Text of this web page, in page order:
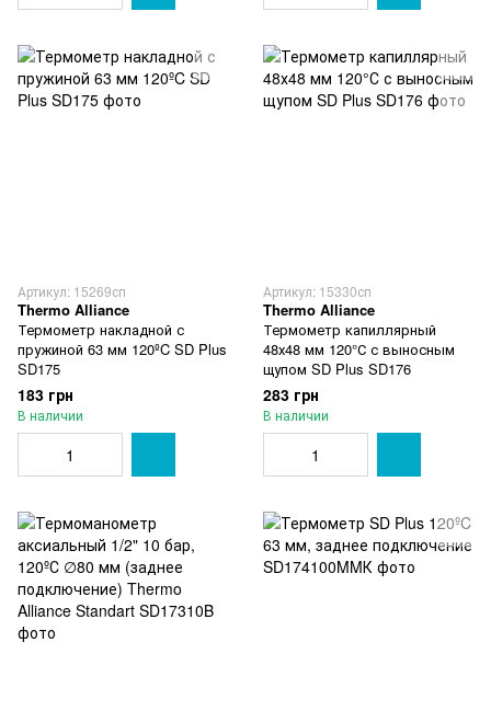
Артикул: 15269сп
Thermo Alliance
Термометр накладной с
пружиной 63 мм 120ºC SD Plus
SD175
183 грн
В наличии
Артикул: 15330сп
Thermo Alliance
Термометр капиллярный
48х48 мм 120°С с выносным
щупом SD Plus SD176
283 грн
В наличии